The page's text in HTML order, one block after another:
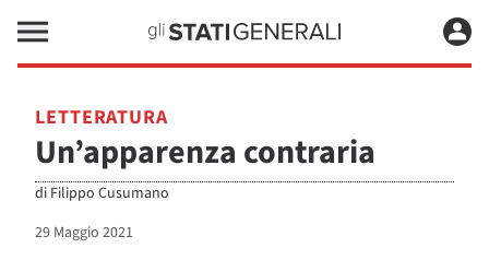
LETTERATURA
Un’apparenza contraria
di Filippo Cusumano
29 Maggio 2021